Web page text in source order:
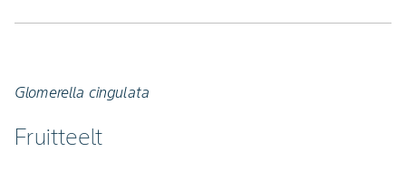
Glomerella cingulata
Fruitteelt